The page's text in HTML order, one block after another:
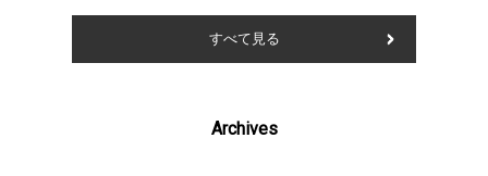
すべて見る
Archives